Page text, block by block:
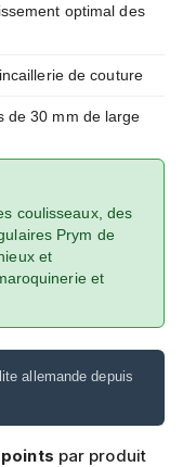
optimal des
de couture
de 30 mm de large
coulisseaux, des
Prym de
et
et
allemande depuis
points par produit